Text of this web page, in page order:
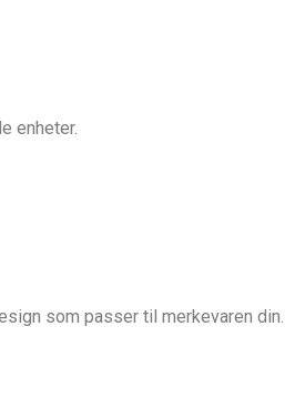
enheter.
som passer til merkevaren din.